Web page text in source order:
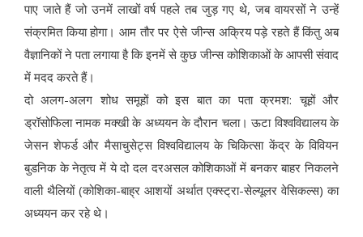
पाए जाते हैं जो उनमें लाखों वर्ष पहले तब जुड़ गए थे, जब वायरसों ने उन्हें
संक्रमित किया होगा। आम तौर पर ऐसे जीन्स अक्रिय पड़े रहते हैं किंतु अब
वैज्ञानिकों ने पता लगाया है कि इनमें से कुछ जीन्स कोशिकाओं के आपसी संवाद
में मदद करते हैं।
दो अलग-अलग शोध समूहों को इस बात का पता क्रमश: चूहों और
ड्रॉसोफिला नामक मक्खी के अध्ययन के दौरान चला। ऊटा विश्वविद्यालय के
जेसन शेफर्ड और मैसाचुसेट्स विश्वविद्यालय के चिकित्सा केंद्र के विवियन
बुडनिक के नेतृत्व में ये दो दल दरअसल कोशिकाओं में बनकर बाहर निकलने
वाली थैलियों (कोशिका-बाह्र आशयों अर्थात एक्स्ट्रा-सेल्यूलर वेसिकल्स) का
अध्ययन कर रहे थे।